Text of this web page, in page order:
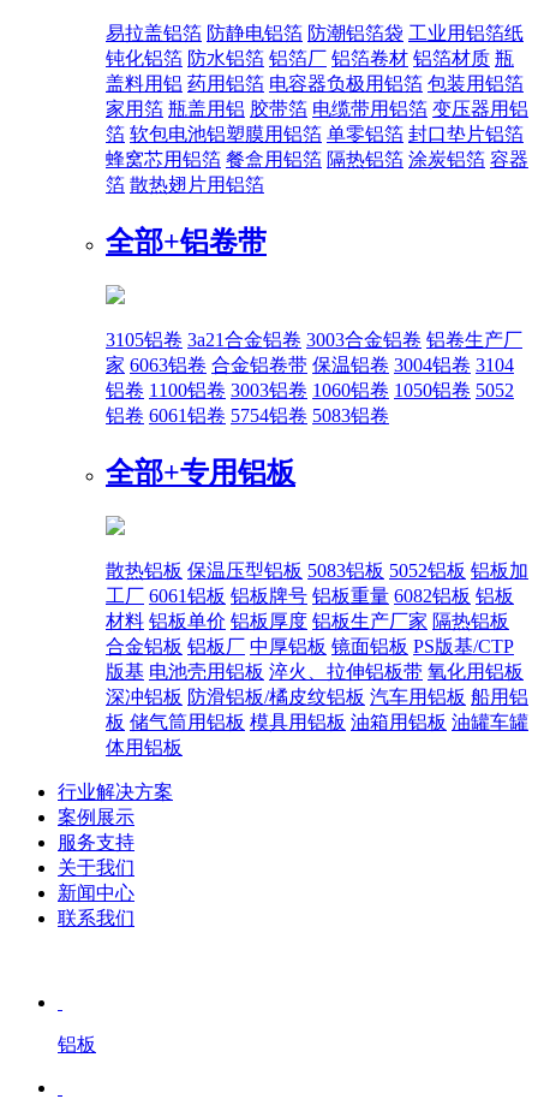
易拉盖铝箔 防静电铝箔 防潮铝箔袋 工业用铝箔纸
钝化铝箔 防水铝箔 铝箔厂 铝箔卷材 铝箔材质 瓶
盖料用铝 药用铝箔 电容器负极用铝箔 包装用铝箔
家用箔 瓶盖用铝 胶带箔 电缆带用铝箔 变压器用铝
箔 软包电池铝塑膜用铝箔 单零铝箔 封口垫片铝箔
蜂窝芯用铝箔 餐盒用铝箔 隔热铝箔 涂炭铝箔 容器
箔 散热翅片用铝箔
全部+铝卷带
3105铝卷 3a21合金铝卷 3003合金铝卷 铝卷生产厂
家 6063铝卷 合金铝卷带 保温铝卷 3004铝卷 3104
铝卷 1100铝卷 3003铝卷 1060铝卷 1050铝卷 5052
铝卷 6061铝卷 5754铝卷 5083铝卷
全部+专用铝板
散热铝板 保温压型铝板 5083铝板 5052铝板 铝板加
工厂 6061铝板 铝板牌号 铝板重量 6082铝板 铝板
材料 铝板单价 铝板厚度 铝板生产厂家 隔热铝板
合金铝板 铝板厂 中厚铝板 镜面铝板 PS版基/CTP
版基 电池壳用铝板 淬火、拉伸铝板带 氧化用铝板
深冲铝板 防滑铝板/橘皮纹铝板 汽车用铝板 船用铝
板 储气筒用铝板 模具用铝板 油箱用铝板 油罐车罐
体用铝板
行业解决方案
案例展示
服务支持
关于我们
新闻中心
联系我们
铝板